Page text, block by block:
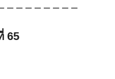
– – – – – – – –
65